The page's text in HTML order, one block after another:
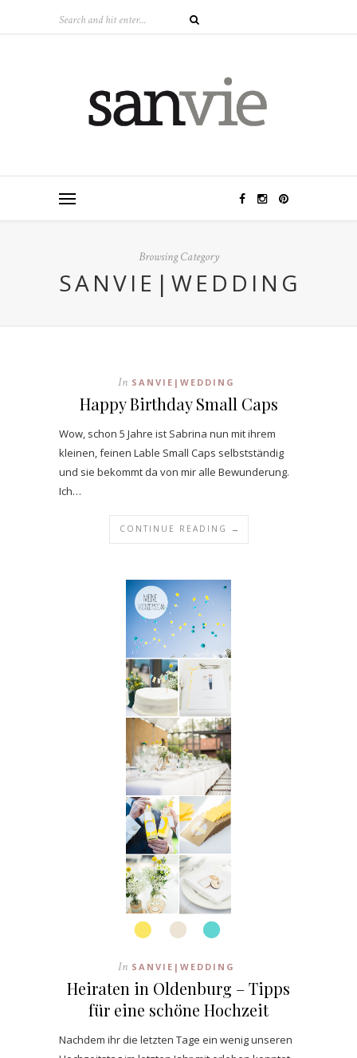
Browsing Category
SANVIE|WEDDING
In SANVIE|WEDDING
Happy Birthday Small Caps
Wow, schon 5 Jahre ist Sabrina nun mit ihrem
kleinen, feinen Lable Small Caps selbstständig
und sie bekommt da von mir alle Bewunderung.
Ich…
CONTINUE READING →
In SANVIE|WEDDING
Heiraten in Oldenburg – Tipps
für eine schöne Hochzeit
Nachdem ihr die letzten Tage ein wenig unseren